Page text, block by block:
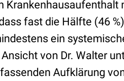
Krankenhausaufenthalt
fast die Hälfte (46
ein
von Dr. Walter
Aufklärung